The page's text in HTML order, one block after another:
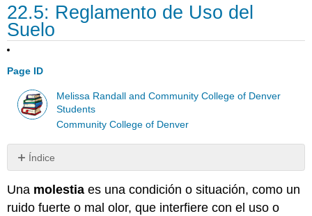
22.5: Reglamento de Uso del
Suelo
Page ID
Melissa Randall and Community College of Denver
Students
Community College of Denver
Índice
Sin
Una molestia es una condición o situación, como un
ruido fuerte o mal olor, que interfiere con el uso o